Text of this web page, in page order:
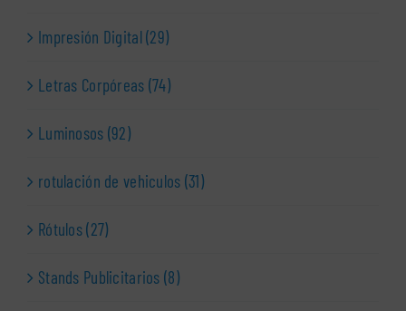
Impresión Digital (29)
Letras Corpóreas (74)
Luminosos (92)
rotulación de vehiculos (31)
Rótulos (27)
Stands Publicitarios (8)